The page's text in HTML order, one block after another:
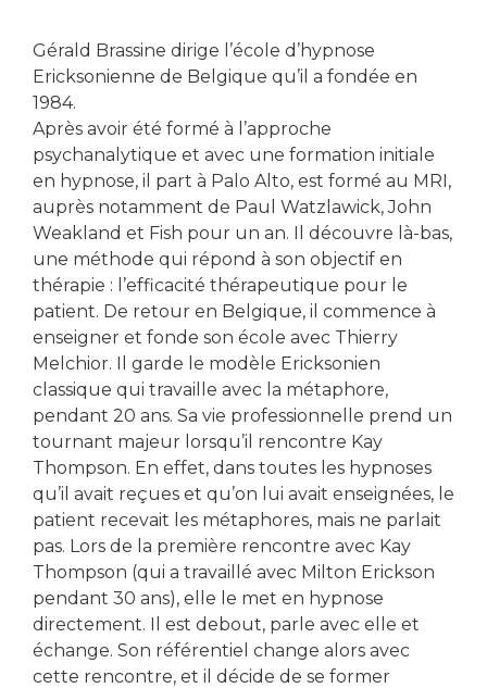
Gérald Brassine dirige l’école d’hypnose
Ericksonienne de Belgique qu’il a fondée en
1984.
Après avoir été formé à l’approche
psychanalytique et avec une formation initiale
en hypnose, il part à Palo Alto, est formé au MRI,
auprès notamment de Paul Watzlawick, John
Weakland et Fish pour un an. Il découvre là-bas,
une méthode qui répond à son objectif en
thérapie : l’efficacité thérapeutique pour le
patient. De retour en Belgique, il commence à
enseigner et fonde son école avec Thierry
Melchior. Il garde le modèle Ericksonien
classique qui travaille avec la métaphore,
pendant 20 ans. Sa vie professionnelle prend un
tournant majeur lorsqu’il rencontre Kay
Thompson. En effet, dans toutes les hypnoses
qu’il avait reçues et qu’on lui avait enseignées, le
patient recevait les métaphores, mais ne parlait
pas. Lors de la première rencontre avec Kay
Thompson (qui a travaillé avec Milton Erickson
pendant 30 ans), elle le met en hypnose
directement. Il est debout, parle avec elle et
échange. Son référentiel change alors avec
cette rencontre, et il décide de se former